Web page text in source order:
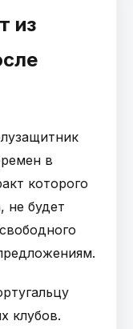
из
в
которого
не будет
клубов.